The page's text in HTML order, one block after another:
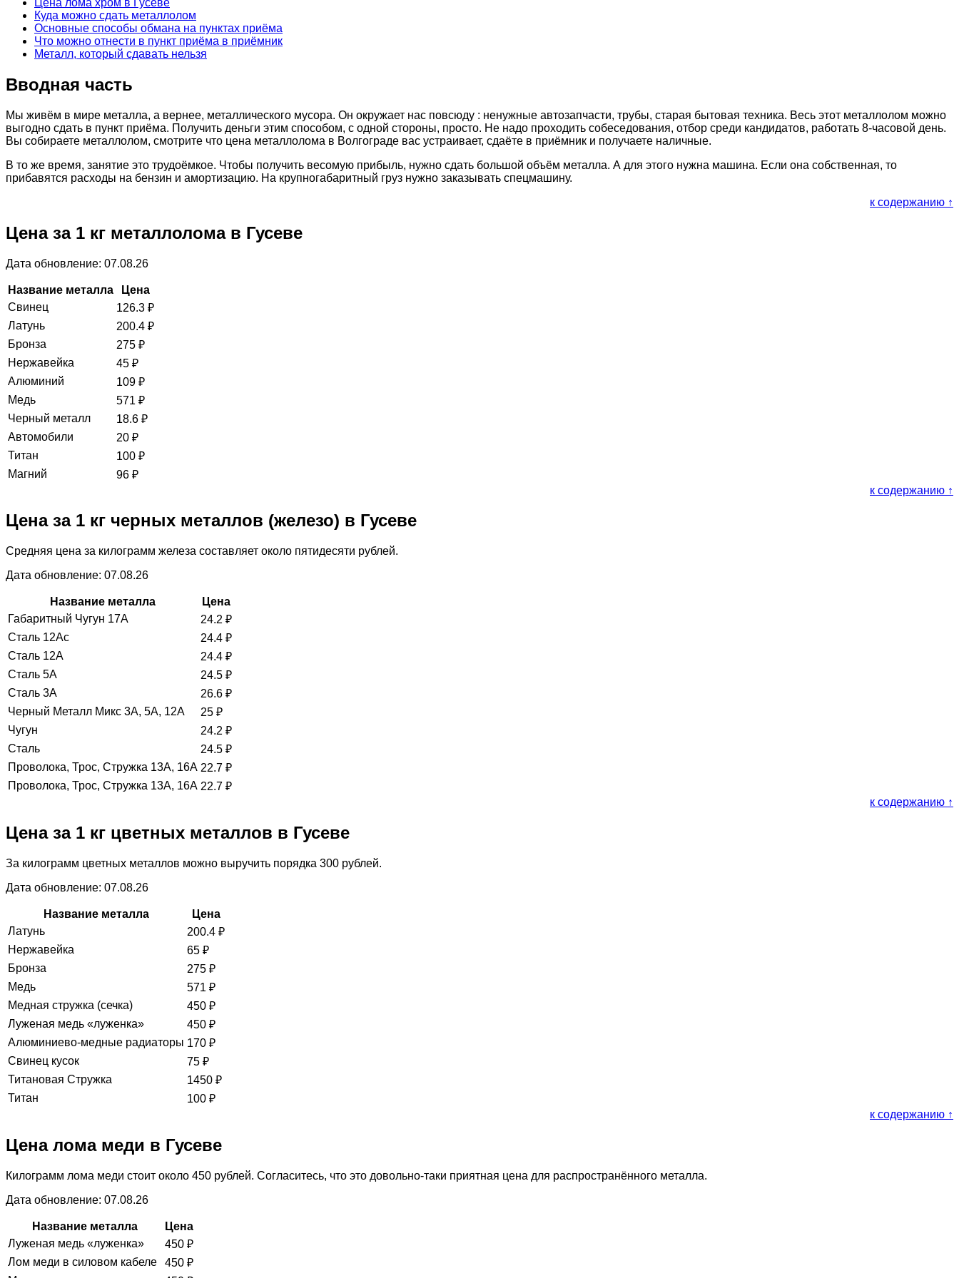
Куда можно сдать металлолом
Основные способы обмана на пунктах приёма
Что можно отнести в пункт приёма в приёмник
Металл, который сдавать нельзя
Вводная часть
Мы живём в мире металла, а вернее, металлического мусора. Он окружает нас повсюду : ненужные автозапчасти, трубы, старая бытовая техника. Весь этот металлолом можно
выгодно сдать в пункт приёма. Получить деньги этим способом, с одной стороны, просто. Не надо проходить собеседования, отбор среди кандидатов, работать 8-часовой день.
Вы собираете металлолом, смотрите что цена металлолома в Волгограде вас устраивает, сдаёте в приёмник и получаете наличные.
В то же время, занятие это трудоёмкое. Чтобы получить весомую прибыль, нужно сдать большой объём металла. А для этого нужна машина. Если она собственная, то
прибавятся расходы на бензин и амортизацию. На крупногабаритный груз нужно заказывать спецмашину.
к содержанию ↑
Цена за 1 кг металлолома в Гусеве
Дата обновление: 07.08.26
Название металла
Цена
Свинец
126.3 ₽
Латунь
200.4 ₽
Бронза
275 ₽
Нержавейка
45 ₽
Алюминий
109 ₽
Медь
571 ₽
Черный металл
18.6 ₽
Автомобили
20 ₽
Титан
100 ₽
Магний
96 ₽
к содержанию ↑
Цена за 1 кг черных металлов (железо) в Гусеве
Средняя цена за килограмм железа составляет около пятидесяти рублей.
Дата обновление: 07.08.26
Название металла
Цена
Габаритный Чугун 17А
24.2 ₽
Сталь 12Ас
24.4 ₽
Сталь 12А
24.4 ₽
Сталь 5А
24.5 ₽
Сталь 3А
26.6 ₽
Черный Металл Микс 3А, 5А, 12А
25 ₽
Чугун
24.2 ₽
Сталь
24.5 ₽
Проволока, Трос, Стружка 13А, 16А 22.7 ₽
Проволока, Трос, Стружка 13А, 16А 22.7 ₽
к содержанию ↑
Цена за 1 кг цветных металлов в Гусеве
За килограмм цветных металлов можно выручить порядка 300 рублей.
Дата обновление: 07.08.26
Название металла
Цена
Латунь
200.4 ₽
Нержавейка
65 ₽
Бронза
275 ₽
Медь
571 ₽
Медная стружка (сечка)
450 ₽
Луженая медь «луженка»
450 ₽
Алюминиево-медные радиаторы 170 ₽
Свинец кусок
75 ₽
Титановая Стружка
1450 ₽
Титан
100 ₽
к содержанию ↑
Цена лома меди в Гусеве
Килограмм лома меди стоит около 450 рублей. Согласитесь, что это довольно-таки приятная цена для распространённого металла.
Дата обновление: 07.08.26
Название металла
Цена
Луженая медь «луженка»
450 ₽
Лом меди в силовом кабеле
450 ₽